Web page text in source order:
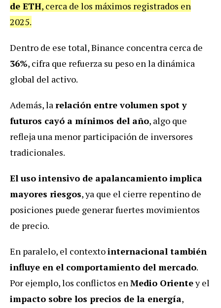
de ETH, cerca de los máximos registrados en
2025.
Dentro de ese total, Binance concentra cerca de
36%, cifra que refuerza su peso en la dinámica
global del activo.
Además, larelación entre volumen spot y
futuros cayó a mínimos del año, algo que
refleja una menor participación de inversores
tradicionales.
El uso intensivo de apalancamiento implica
mayores riesgos, ya que el cierre repentino de
posiciones puede generar fuertes movimientos
de precio.
En paralelo, el contextointernacional también
influye en el comportamiento del mercado.
Por ejemplo, los conflictos enMedio Orientey el
impacto sobre los precios de la energía,